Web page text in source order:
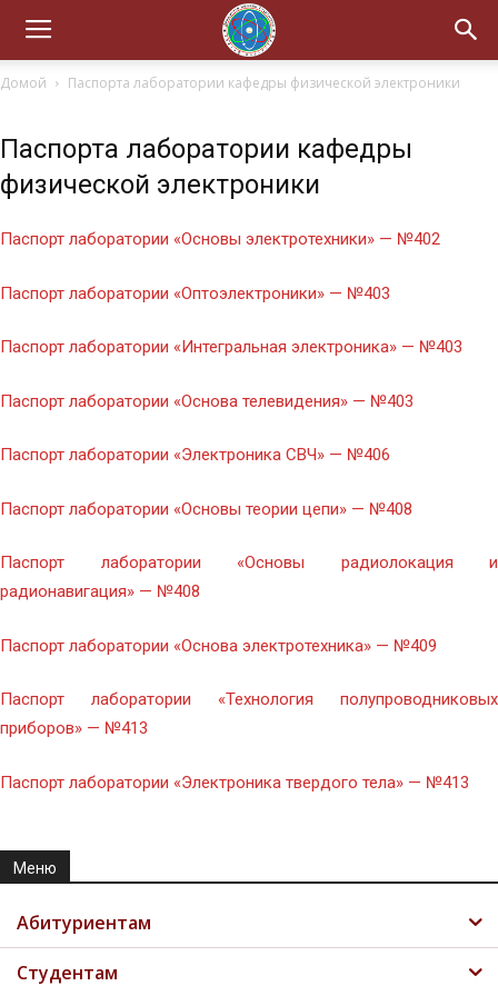
Домой Паспорта лаборатории кафедры физической электроники
Паспорта лаборатории кафедры
физической электроники
Паспорт лаборатории «Основы электротехники» — №402
Паспорт лаборатории «Оптоэлектроники» — №403
Паспорт лаборатории «Интегральная электроника» — №403
Паспорт лаборатории «Основа телевидения» — №403
Паспорт лаборатории «Электроника СВЧ» — №406
Паспорт лаборатории «Основы теории цепи» — №408
Паспорт лаборатории «Основы радиолокация и
радионавигация» — №408
Паспорт лаборатории «Основа электротехника» — №409
Паспорт лаборатории «Технология полупроводниковых
приборов» — №413
Паспорт лаборатории «Электроника твердого тела» — №413
Меню
Абитуриентам
Студентам